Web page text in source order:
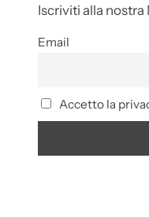
Iscriviti alla
Email
Accetto la